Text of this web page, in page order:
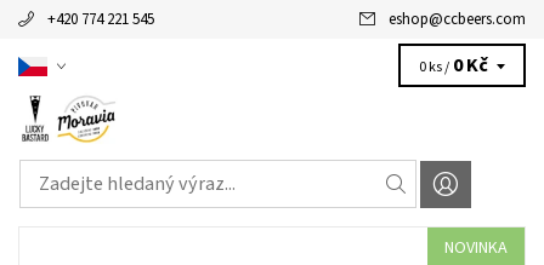
+420 774 221 545 eshop@ccbeers.com
0 ks / 0 Kč
NOVINKA